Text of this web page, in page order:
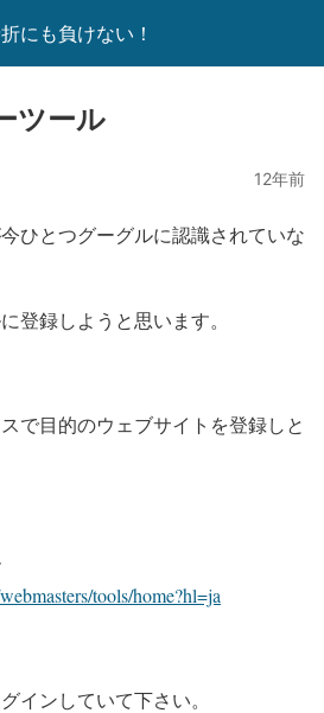
にも負けない！
ツール
12年前
ひとつグーグルに認識されていな
登録しようと思います。
で目的のウェブサイトを登録しと
tools/home?hl=ja
インしていて下さい。